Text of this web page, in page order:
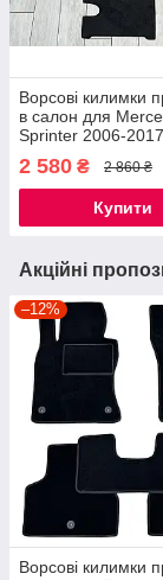
Ворсові килимки
в салон для
Sprinter 2006-
пічкою / Мерседес
Спрінтер килимки
2 580 ₴ 2 860 ₴
Купити
Акційні
–12%
Ворсові килимки